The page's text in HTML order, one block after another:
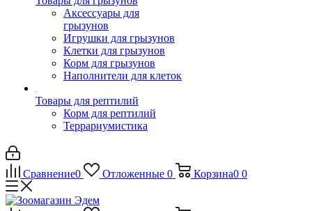
Аксессуары для
грызунов
Игрушки для грызунов
Клетки для грызунов
Корм для грызунов
Наполнители для клеток
Товары для рептилий
Корм для рептилий
Террариумистика
Сравнение0 Отложенные 0 Корзина0 0